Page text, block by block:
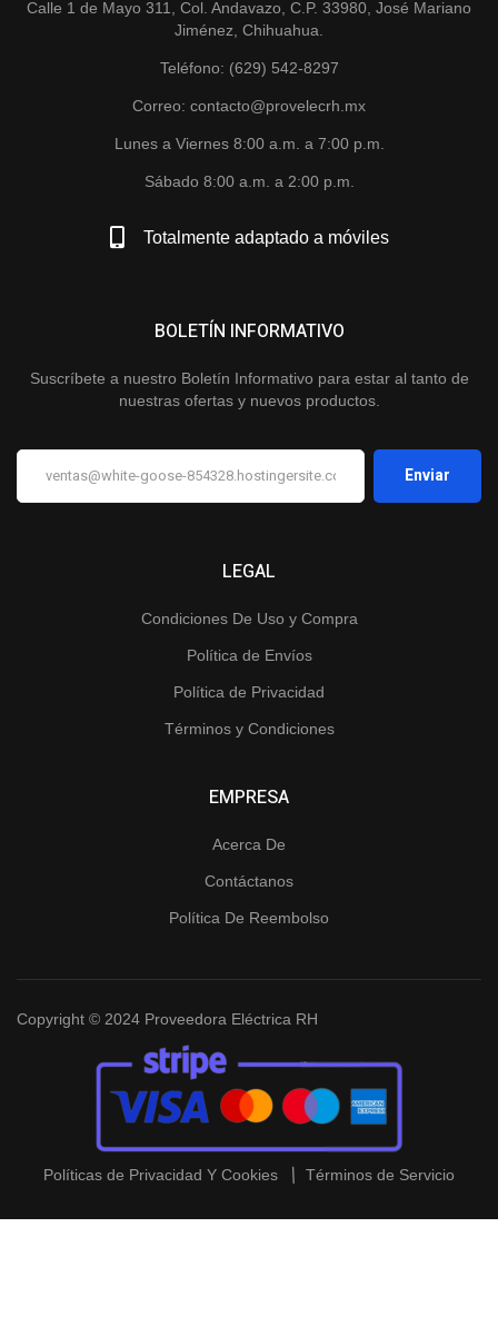
Calle 1 de Mayo 311, Col. Andavazo, C.P. 33980, José Mariano
Jiménez, Chihuahua.
Teléfono: (629) 542-8297
Correo: contacto@provelecrh.mx
Lunes a Viernes 8:00 a.m. a 7:00 p.m.
Sábado 8:00 a.m. a 2:00 p.m.
Totalmente adaptado a móviles
LEGAL
Condiciones De Uso y Compra
Política de Envíos
Política de Privacidad
Términos y Condiciones
EMPRESA
Acerca De
Contáctanos
Política De Reembolso
BOLETÍN INFORMATIVO
Suscríbete a nuestro Boletín Informativo para estar al tanto de
nuestras ofertas y nuevos productos.
Copyright © 2024 Proveedora Eléctrica RH
Políticas de Privacidad Y Cookies Términos de Servicio